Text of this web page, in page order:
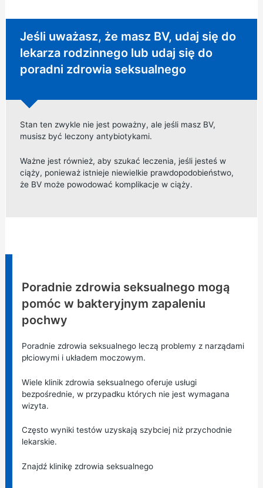
Niepilna porada:
Jeśli uważasz, że masz BV, udaj się do
lekarza rodzinnego lub udaj się do
poradni zdrowia seksualnego
Stan ten zwykle nie jest poważny, ale jeśli masz BV,
musisz być leczony antybiotykami.
Ważne jest również, aby szukać leczenia, jeśli jesteś w
ciąży, ponieważ istnieje niewielkie prawdopodobieństwo,
że BV może powodować komplikacje w ciąży.
Poradnie zdrowia seksualnego mogą
pomóc w bakteryjnym zapaleniu
pochwy
Poradnie zdrowia seksualnego leczą problemy z narządami
płciowymi i układem moczowym.
Wiele klinik zdrowia seksualnego oferuje usługi
bezpośrednie, w przypadku których nie jest wymagana
wizyta.
Często wyniki testów uzyskają szybciej niż przychodnie
lekarskie.
Znajdź klinikę zdrowia seksualnego